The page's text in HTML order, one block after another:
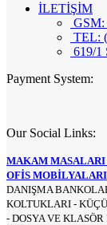
İLETİŞİM
GSM:
TEL:
619/1
Payment System:
Our Social Links:
MAKAM MASALARI
OFİS MOBİLYALARI
DANIŞMA
KOLTUKLARI -
- DOSYA VE KLASÖR